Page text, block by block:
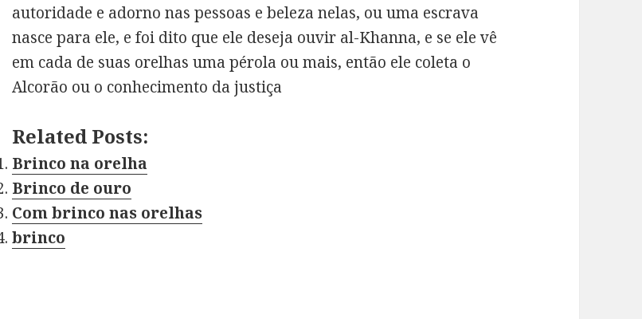
autoridade e adorno nas pessoas e beleza nelas, ou uma escrava
nasce para ele, e foi dito que ele deseja ouvir al-Khanna, e se ele vê
em cada de suas orelhas uma pérola ou mais, então ele coleta o
Alcorão ou o conhecimento da justiça
Related Posts:
Brinco na orelha
Brinco de ouro
Com brinco nas orelhas
brinco